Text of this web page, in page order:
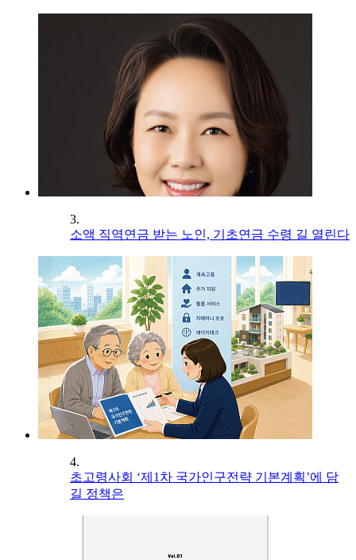
3.
소액 직역연금 받는 노인, 기초연금 수령 길 열린다
4.
초고령사회 ‘제1차 국가인구전략 기본계획’에 담
길 정책은